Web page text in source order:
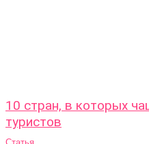
10 стран, в которых
туристов